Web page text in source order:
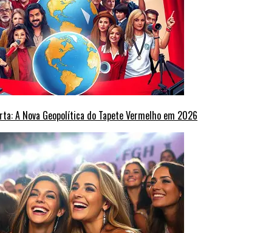
A Nova Geopolítica do Tapete Vermelho em 2026